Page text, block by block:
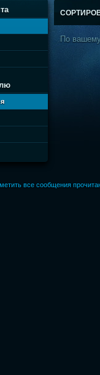
По вашему
все сообщения